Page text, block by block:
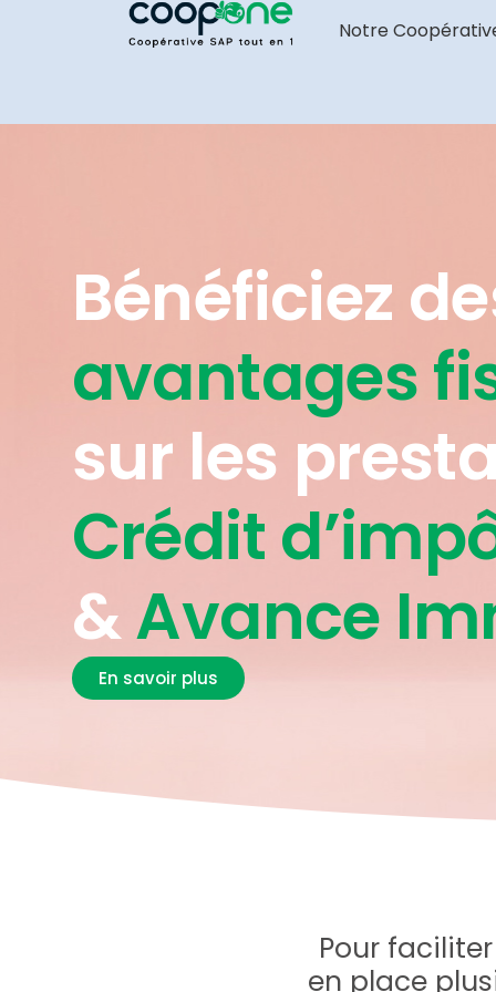
Notre
Bénéficiez
avantages
sur les
Crédit
&Avance
En savoir plus
Pour
en place